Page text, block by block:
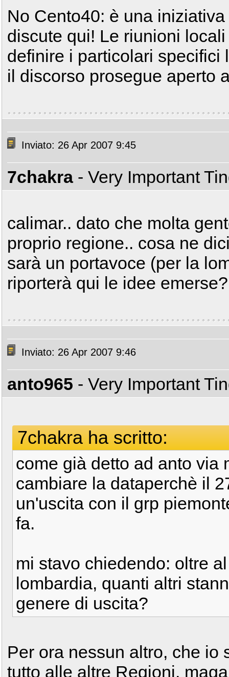
No Cento40: è una
discute qui! Le riunioni
definire i particolari specifici
il discorso prosegue aperto
Inviato: 26 Apr 2007 9:45
7chakra - Very Important
calimar.. dato che molta
proprio regione.. cosa ne
sarà un portavoce (per la
riporterà qui le idee emerse?
Inviato: 26 Apr 2007 9:46
anto965 - Very Important
7chakra ha scritto:
come già detto ad anto via
cambiare la dataperchè il
un'uscita con il grp
fa.
mi stavo chiedendo: oltre
lombardia, quanti altri
genere di uscita?
Per ora nessun altro, che io
tutto alle altre Regioni,